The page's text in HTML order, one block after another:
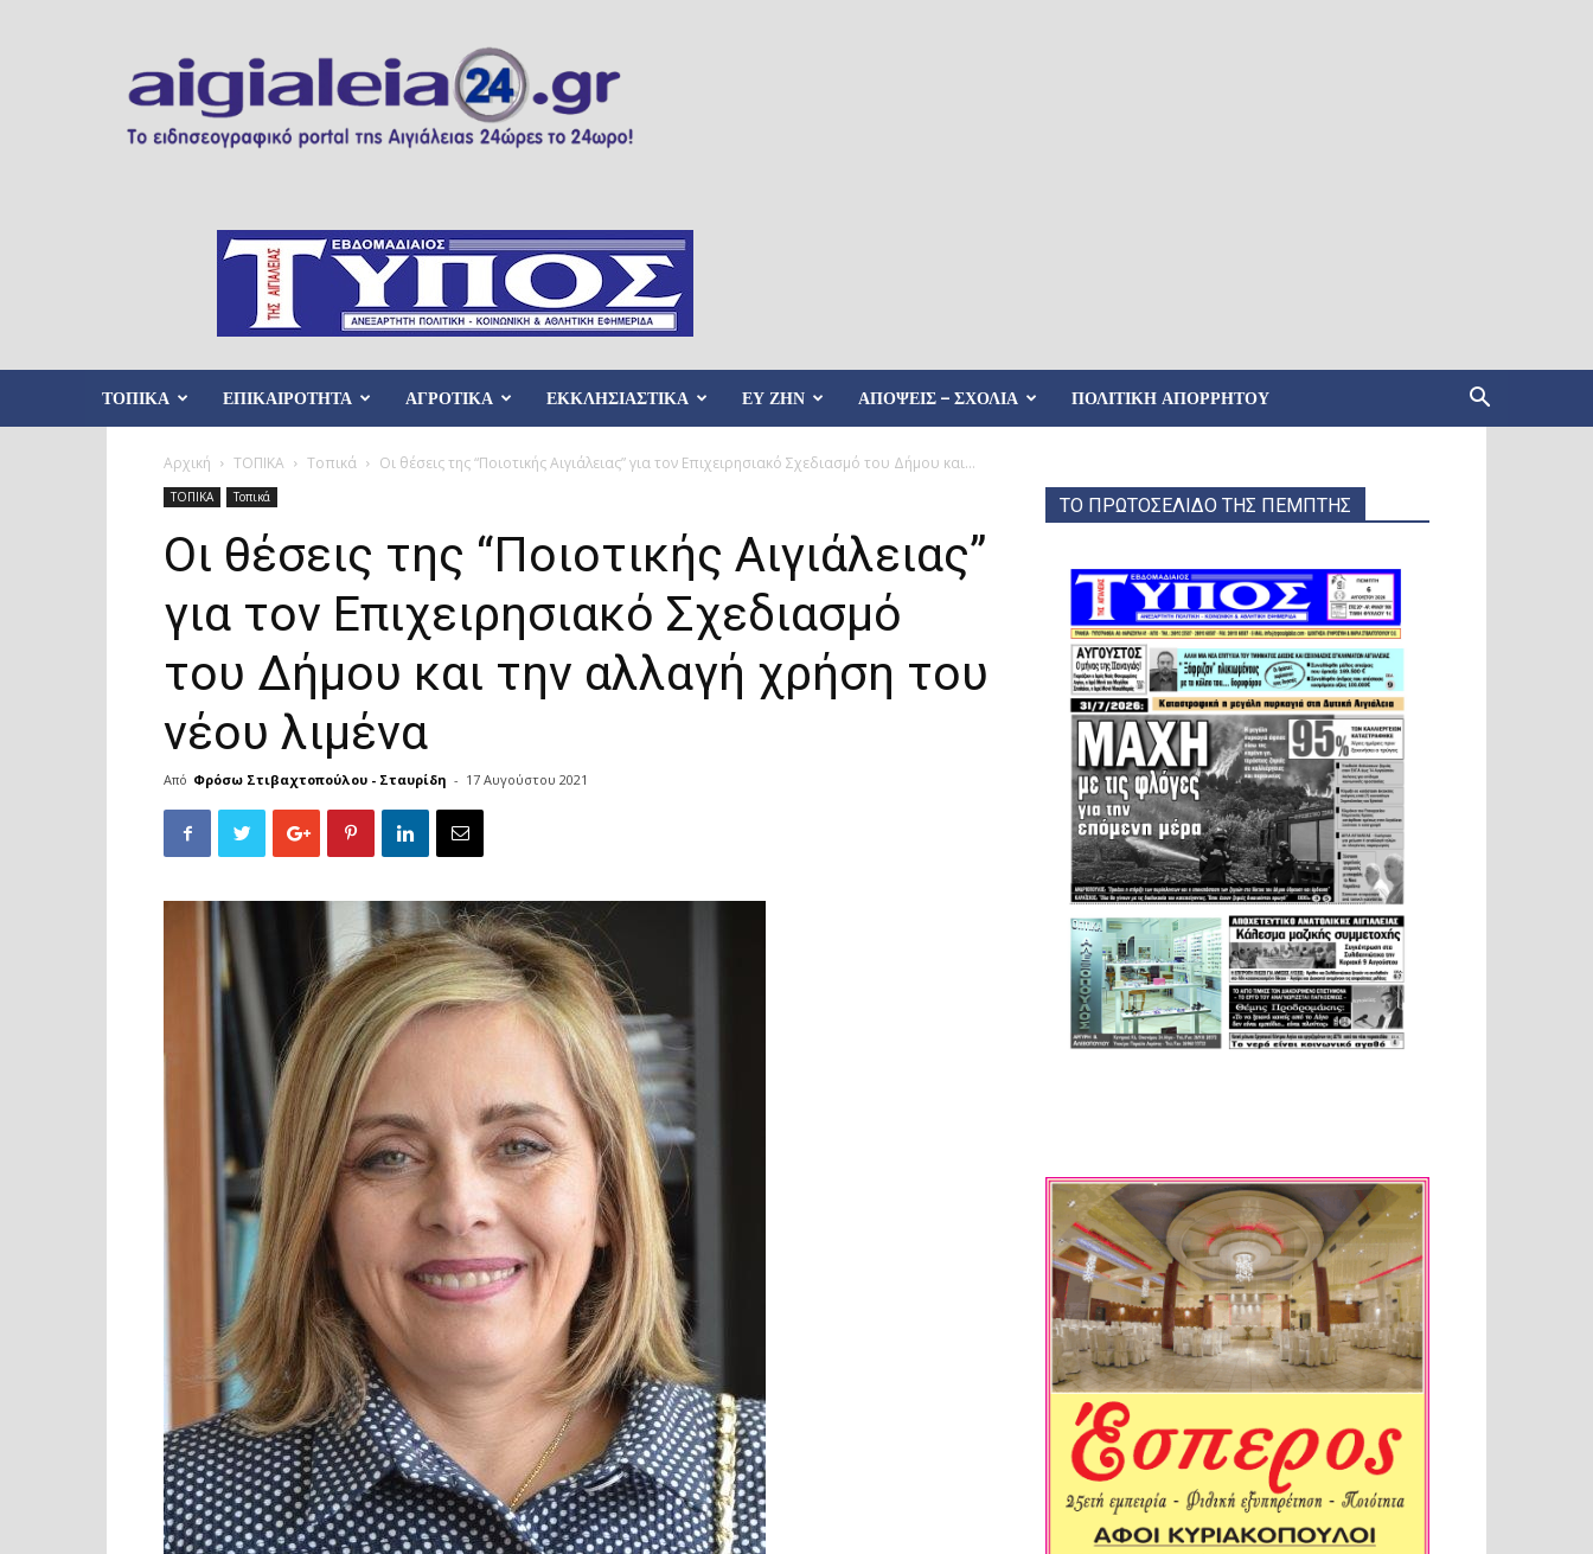
ΤΟΠΙΚΑ ΕΠΙΚΑΙΡΟΤΗΤΑ ΑΓΡΟΤΙΚΑ ΕΚΚΛΗΣΙΑΣΤΙΚΑ ΕΥ ΖΗΝ ΑΠΟΨΕΙΣ – ΣΧΟΛΙΑ ΠΟΛΙΤΙΚΉ ΑΠΟΡΡΉΤΟΥ
Αρχική ΤΟΠΙΚΑ Τοπικά Οι θέσεις της “Ποιοτικής Αιγιάλειας” για τον Επιχειρησιακό Σχεδιασμό του Δήμου και...
ΤΟΠΙΚΑ Τοπικά
Οι θέσεις της “Ποιοτικής Αιγιάλειας”
για τον Επιχειρησιακό Σχεδιασμό
του Δήμου και την αλλαγή χρήση του
νέου λιμένα
Από Φρόσω Στιβαχτοπούλου - Σταυρίδη - 17 Αυγούστου 2021
ΤΟ ΠΡΩΤΟΣΕΛΙΔΟ ΤΗΣ ΠΕΜΠΤΗΣ